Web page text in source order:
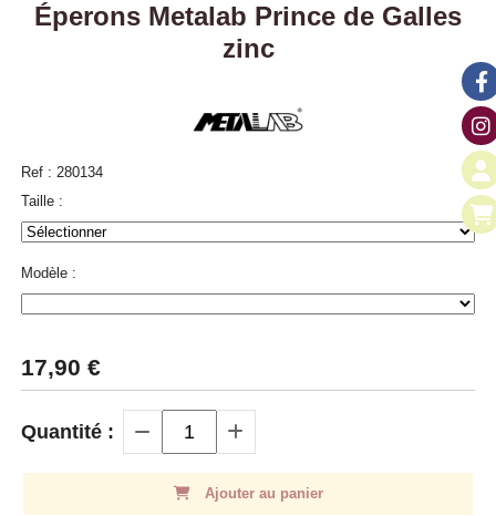
Éperons Metalab Prince de Galles
zinc
Ref : 280134
Taille :
Modèle :
17,90 €
Quantité :
Ajouter au panier